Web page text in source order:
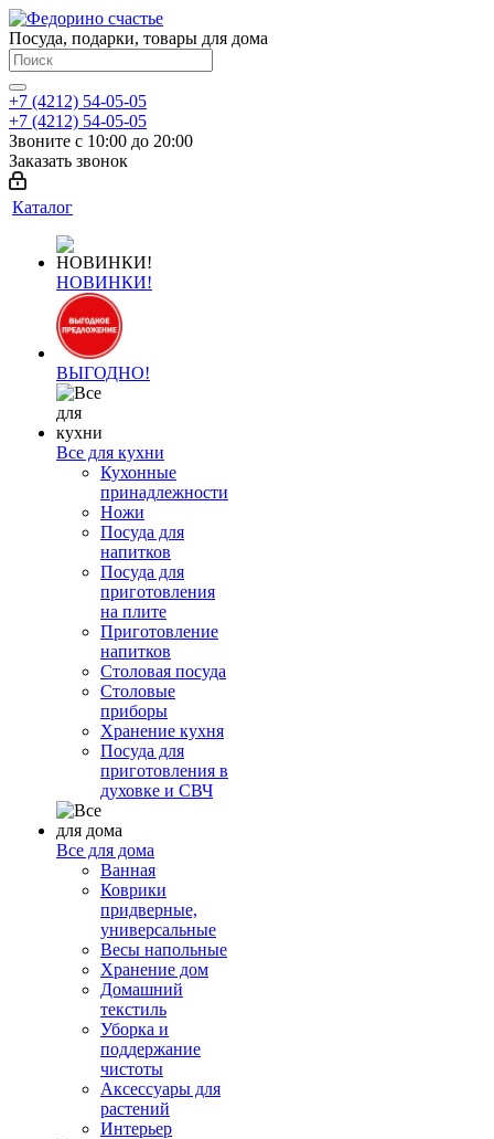
Посуда, подарки, товары для дома
+7 (4212) 54-05-05
+7 (4212) 54-05-05
Звоните с 10:00 до 20:00
Заказать звонок
Каталог
НОВИНКИ!
ВЫГОДНО!
Все для кухни
Кухонные
принадлежности
Ножи
Посуда для
напитков
Посуда для
приготовления
на плите
Приготовление
напитков
Столовая посуда
Столовые
приборы
Хранение кухня
Посуда для
приготовления в
духовке и СВЧ
Все для дома
Ванная
Коврики
придверные,
универсальные
Весы напольные
Хранение дом
Домашний
текстиль
Уборка и
поддержание
чистоты
Аксессуары для
растений
Интерьер